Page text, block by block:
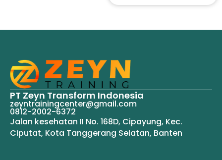
PT Zeyn Transform Indonesia
zeyntrainingcenter@gmail.com
0812-2002-6372
Jalan kesehatan II No. 168D, Cipayung, Kec.
Ciputat, Kota Tanggerang Selatan, Banten